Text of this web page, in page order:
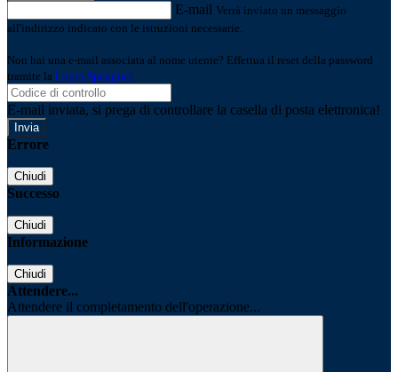
E-mail Verrà inviato un messaggio
all'indirizzo indicato con le istruzioni necessarie.
Non hai una e-mail associata al nome utente? Effettua il reset della password
tramite la Login Spaggiari
E-mail inviata, si prega di controllare la casella di posta elettronica!
Errore
Chiudi
Successo
Chiudi
Informazione
Chiudi
Attendere...
Attendere il completamento dell'operazione...